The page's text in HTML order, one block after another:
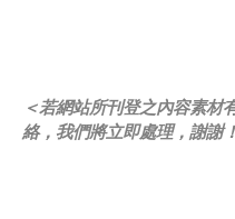
＜若網站所刊登之內容素材
絡，我們將立即處理，謝謝